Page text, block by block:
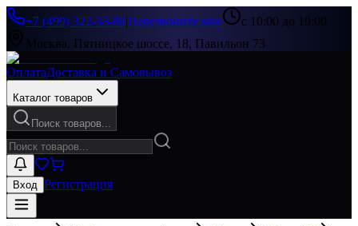
+7 (499) 322-33-86|Перезвоните мне
с 10:00 до 19:00
Москва, Пятницкое шоссе, 18, Павильон 73
ОплатаДоставка и Самовывоз
Каталог товаров
Поиск товаров...
Вход Регистрация